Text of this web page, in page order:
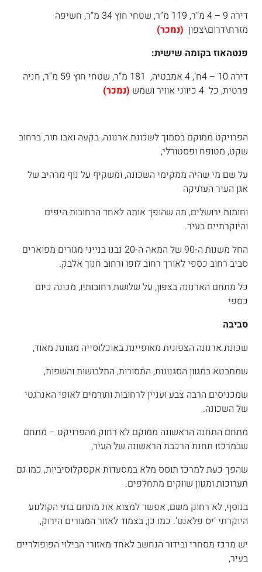
דירה 9 – 4 מ”ר, 119 מ”ר, שטחי חוץ 34 מ”ר, חשיפה
מזרח\דרום\צפון (נמכר)
פנטהאוז בקומה שישית:
דירה 10 – 4ח’, 4 אמבטיה, 181 מ”ר, שטחי חוץ 59 מ”ר, חניה
פרטית, כל 4 כיווני אוויר ושמש
(נמכר)
הפרויקט ממוקם בסמוך לשכונת ארנונה, בקעה ואבו תור, ברחוב
שקט, מטופח ופסטורלי,
על שם מי שהיה ממקימי השכונה, ומשקיף על נוף מרהיב של
אגן העיר העתיקה
וחומות ירושלים, מה שהופך אותה לאחד הרחובות היפים
והיוקרתיים בעיר.
החל משנות ה-90 של המאה ה-20 נבנו בנייני מגורים מפוארים
סביב רחוב כספי לאורך רחוב לופו ורחוב חנוך אלבק.
כל מתחם הארנונה בצפון, על שלושת רחובותיו, מכונה כיום
כספי
סביבה
שכונת ארנונה הצפונית מאופיינת באוכלוסייה מגוונת מאוד,
שמתבטא במגוון הסגנונות, המסורות, התלבושות והשפות,
שמכניסים הרבה צבע ועניין לרחובות ותורמים לאופי האנרגטי
של השכונה.
מתחם התחנה הראשונה ממוקם לא רחוק מהפרויקט – מתחם
שבמרכזו תחנת הרכבת הראשונה של העיר,
שהפך כעת למרכז תוסס מלא במסעדות אקסקלוסיביות, כמו גם
תערוכות ומגוון שווקים מתחלפים.
בנוסף, לא רחוק משם, אפשר למצוא את מתחם בתי הקולנוע
היוקרתי ‘יס פלאנט’. כמו כן, בצמוד לאזור המגורים הירוק,
יש מרכז מסחרי ובידור הנחשב לאחד מאזורי הבילוי הפופולריים
בעיר,